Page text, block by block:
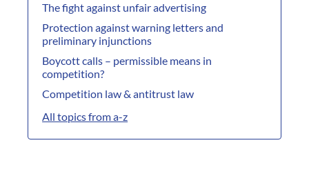
The fight against unfair advertising
Protection against warning letters and
preliminary injunctions
Boycott calls – permissible means in
competition?
Competition law & antitrust law
All topics from a-z